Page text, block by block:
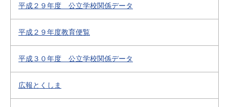
平成２９年度 公立学校関係データ
平成２９年度教育便覧
平成３０年度 公立学校関係データ
広報とくしま